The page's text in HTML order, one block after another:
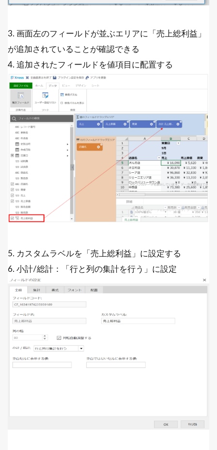
3. 画面左のフィールドが並ぶエリアに「売上総利益」
が追加されていることが確認できる
4. 追加されたフィールドを値項目に配置する
5. カスタムラベルを「売上総利益」に設定する
6. 小計/総計：「行と列の集計を行う」に設定